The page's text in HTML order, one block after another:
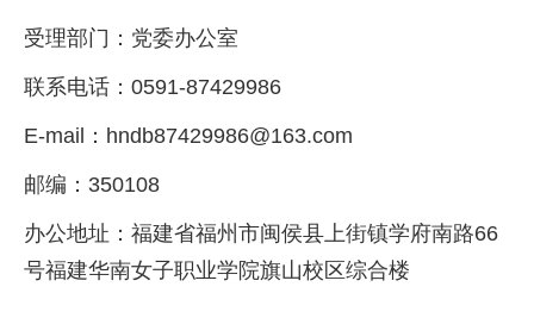
受理部门：党委办公室
联系电话：0591-87429986
E-mail：hndb87429986@163.com
邮编：350108
办公地址：福建省福州市闽侯县上街镇学府南路66
号福建华南女子职业学院旗山校区综合楼